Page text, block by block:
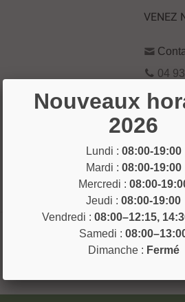
VENEZ
04
54
Nouveaux
2026
Lundi : 08:00-19:00
Mardi : 08:00-19:00
Mercredi : 08:00-
Jeudi : 08:00-19:00
Vendredi : 08:00–12:15,
Samedi :
Dimanche : Fermé